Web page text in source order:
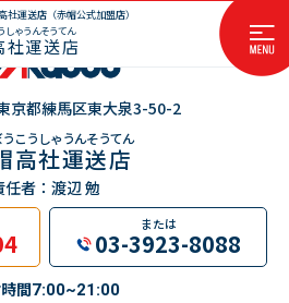
運送店（赤帽公式加盟店）
しゃうんそうてん
社運送店
京都練馬区東大泉3-50-2
こうしゃうんそうてん
高社運送店
任者：渡辺 勉
または
03-3923-8088
間7:00~21:00